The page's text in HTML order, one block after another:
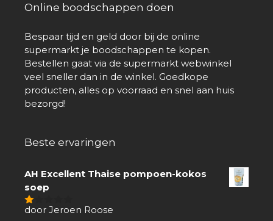
Online boodschappen doen
Bespaar tijd en geld door bij de online
supermarkt je boodschappen te kopen.
Bestellen gaat via de supermarkt webwinkel
veel sneller dan in de winkel. Goedkope
producten, alles op voorraad en snel aan huis
bezorgd!
Beste ervaringen
AH Excellent Thaise pompoen-kokos
soep
1
door Jeroen Roose